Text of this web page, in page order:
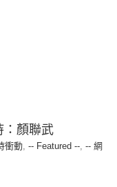
：顏聯武
衝動, -- Featured --, -- 網